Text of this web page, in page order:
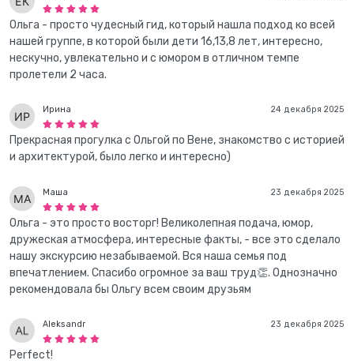
Ольга - просто чудесный гид, который нашла подход ко всей
нашей группе, в которой были дети 16,13,8 лет, интересно,
нескучно, увлекательно и с юмором в отличном темпе
пролетели 2 часа.
24 декабря 2025
Ирина
Прекрасная прогулка с Ольгой по Вене, знакомство с историей
и архитектурой, было легко и интересно)
23 декабря 2025
Маша
Ольга - это просто восторг! Великолепная подача, юмор,
дружеская атмосфера, интересные факты, - все это сделало
нашу экскурсию незабываемой. Вся наша семья под
впечатлением. Спасибо огромное за ваш труд👏. Однозначно
рекомендовала бы Ольгу всем своим друзьям
23 декабря 2025
Aleksandr
Perfect!